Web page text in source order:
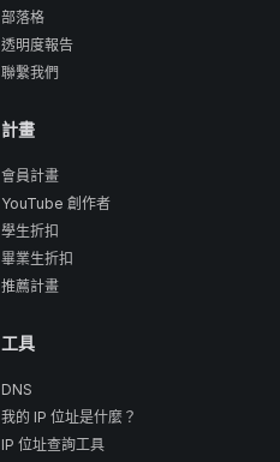
部落格
透明度報告
聯繫我們
計畫
會員計畫
YouTube 創作者
學生折扣
畢業生折扣
推薦計畫
工具
DNS
我的 IP 位址是什麼？
IP 位址查詢工具